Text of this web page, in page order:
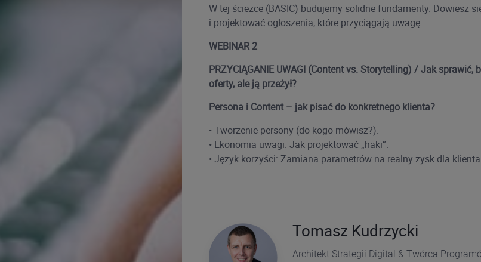
W tej ścieżce (BASIC) budujemy solidne fundamenty. Dowiesz
i projektować ogłoszenia, które przyciągają uwagę.
WEBINAR 2
PRZYCIĄGANIE UWAGI (Content vs. Storytelling) / Jak sprawić,
oferty, ale ją przeżył?
Persona i Content – jak pisać do konkretnego klienta?
• Tworzenie persony (do kogo mówisz?).
• Ekonomia uwagi: Jak projektować „haki”.
• Język korzyści: Zamiana parametrów na realny zysk dla
Tomasz Kudrzycki
Architekt Strategii Digital & Twórca